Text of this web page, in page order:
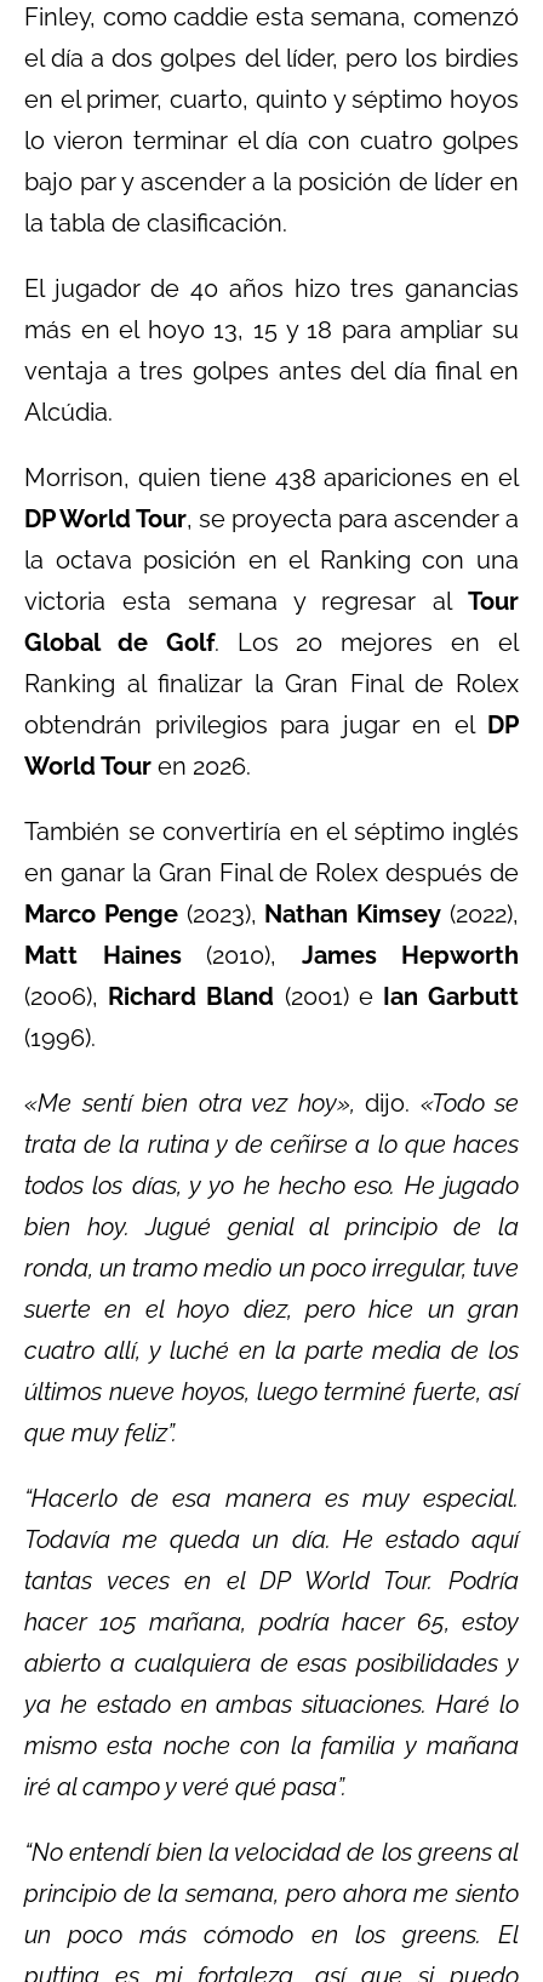
Finley, como caddie esta semana, comenzó
el día a dos golpes del líder, pero los birdies
en el primer, cuarto, quinto y séptimo hoyos
lo vieron terminar el día con cuatro golpes
bajo par y ascender a la posición de líder en
la tabla de clasificación.
El jugador de 40 años hizo tres ganancias
más en el hoyo 13, 15 y 18 para ampliar su
ventaja a tres golpes antes del día final en
Alcúdia.
Morrison, quien tiene 438 apariciones en el
DP World Tour, se proyecta para ascender a
la octava posición en el Ranking con una
victoria esta semana y regresar al Tour
Global de Golf. Los 20 mejores en el
Ranking al finalizar la Gran Final de Rolex
obtendrán privilegios para jugar en elDP
World Tour en 2026.
También se convertiría en el séptimo inglés
en ganar la Gran Final de Rolex después de
Marco Penge(2023), Nathan Kimsey (2022),
Matt Haines(2010), James Hepworth
(2006), Richard Bland (2001) e Ian Garbutt
(1996).
«Me sentí bien otra vez hoy», dijo. «Todo se
trata de la rutina y de ceñirse a lo que haces
todos los días, y yo he hecho eso. He jugado
bien hoy. Jugué genial al principio de la
ronda, un tramo medio un poco irregular, tuve
suerte en el hoyo diez, pero hice un gran
cuatro allí, y luché en la parte media de los
últimos nueve hoyos, luego terminé fuerte, así
que muy feliz”.
“Hacerlo de esa manera es muy especial.
Todavía me queda un día. He estado aquí
tantas veces en el DP World Tour. Podría
hacer 105 mañana, podría hacer 65, estoy
abierto a cualquiera de esas posibilidades y
ya he estado en ambas situaciones. Haré lo
mismo esta noche con la familia y mañana
iré al campo y veré qué pasa”.
“No entendí bien la velocidad de los greens al
principio de la semana, pero ahora me siento
un poco más cómodo en los greens. El
putting es mi fortaleza, así que si puedo